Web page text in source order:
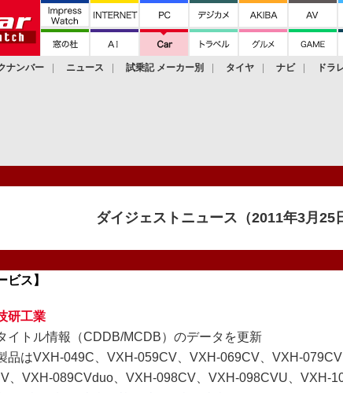
ナンバー ニュース 試乗記 メーカー別 タイヤ ナビ ドラ
ダイジェストニュース（2011年3月25
ビス】
研工業
イトル情報（CDDB/MCDB）のデータを更新
品はVXH-049C、VXH-059CV、VXH-069CV、VXH-
、VXH-089CVduo、VXH-098CV、VXH-098CVU、VXH-